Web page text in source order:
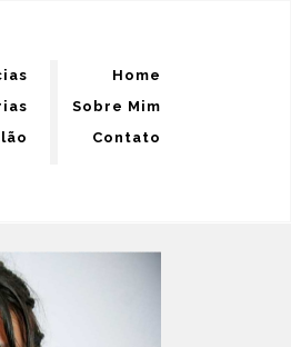
Home
Sobre Mim
Contato